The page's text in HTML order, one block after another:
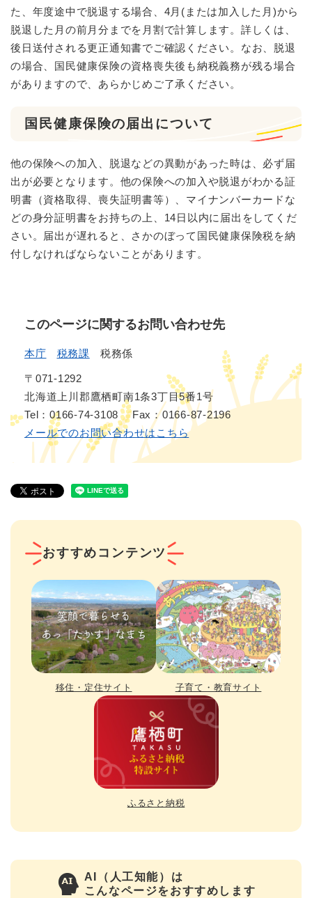
た、年度途中で脱退する場合、4月(または加入した月)から
脱退した月の前月分までを月割で計算します。詳しくは、
後日送付される更正通知書でご確認ください。なお、脱退
の場合、国民健康保険の資格喪失後も納税義務が残る場合
がありますので、あらかじめご了承ください。
国民健康保険の届出について
他の保険への加入、脱退などの異動があった時は、必ず届
出が必要となります。他の保険への加入や脱退がわかる証
明書（資格取得、喪失証明書等）、マイナンバーカードな
どの身分証明書をお持ちの上、14日以内に届出をしてくだ
さい。届出が遅れると、さかのぼって国民健康保険税を納
付しなければならないことがあります。
このページに関するお問い合わせ先
本庁 税務課 税務係
〒071-1292
北海道上川郡鷹栖町南1条3丁目5番1号
Tel：0166-74-3108
Fax：0166-87-2196
メールでのお問い合わせはこちら
おすすめコンテンツ
移住・定住サイト 子育て・教育サイト
ふるさと納税
AI（人工知能）は
こんなページをおすすめします